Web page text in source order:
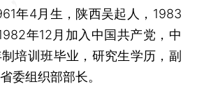
年4月生，陕西吴起人，1983
年12月加入中国共产党，中
培训班毕业，研究生学历，副
委组织部部长。